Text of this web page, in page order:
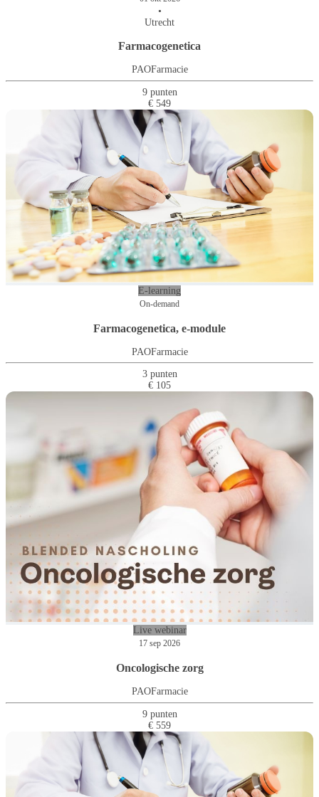
•
Utrecht
Farmacogenetica
PAOFarmacie
9 punten
€ 549
E-learning
On-demand
Farmacogenetica, e-module
PAOFarmacie
3 punten
€ 105
Live webinar
17 sep 2026
Oncologische zorg
PAOFarmacie
9 punten
€ 559